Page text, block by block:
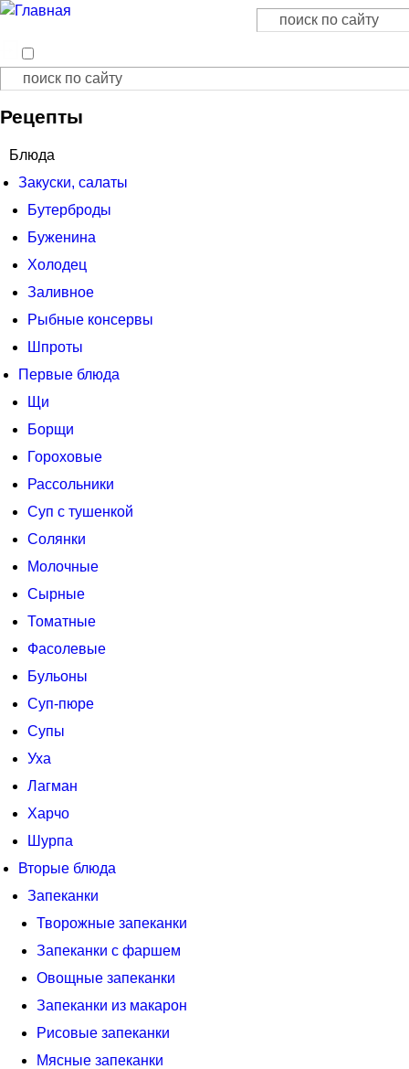
Форма поиска
Поиск
Форма поиска
Поиск
Рецепты
Блюда
Закуски, салаты
Бутерброды
Буженина
Холодец
Заливное
Рыбные консервы
Шпроты
Первые блюда
Щи
Борщи
Гороховые
Рассольники
Суп с тушенкой
Солянки
Молочные
Сырные
Томатные
Фасолевые
Бульоны
Суп-пюре
Супы
Уха
Лагман
Харчо
Шурпа
Вторые блюда
Запеканки
Творожные запеканки
Запеканки с фаршем
Овощные запеканки
Запеканки из макарон
Рисовые запеканки
Мясные запеканки